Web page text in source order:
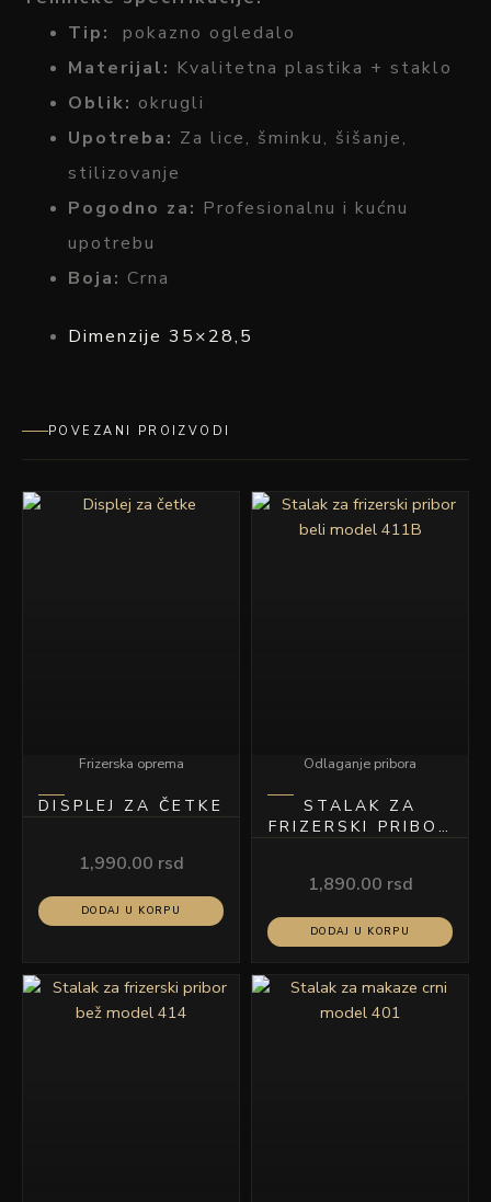
Tip:
pokazno ogledalo
Materijal: Kvalitetna plastika + staklo
Oblik: okrugli
Upotreba: Za lice, šminku, šišanje,
stilizovanje
Pogodno za: Profesionalnu i kućnu
upotrebu
Boja: Crna
Dimenzije 35×28,5
POVEZANI PROIZVODI
Frizerska oprema
DISPLEJ ZA ČETKE
1,990.00 rsd
DODAJ U KORPU
Odlaganje pribora
STALAK ZA
FRIZERSKI PRIBOR
1,890.00 rsd
DODAJ U KORPU